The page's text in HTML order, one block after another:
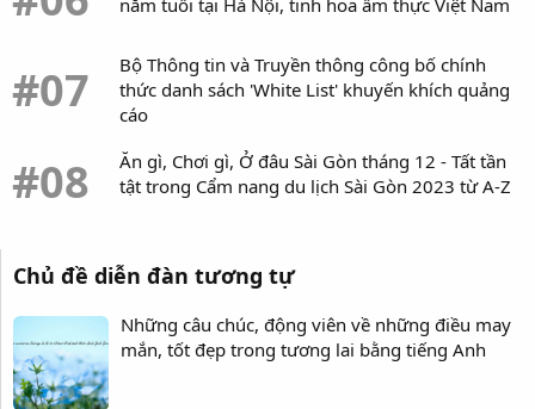
#07
Bộ Thông tin và Truyền thông công bố chính
thức danh sách 'White List' khuyến khích quảng
cáo
#08
Ăn gì, Chơi gì, Ở đâu Sài Gòn tháng 12 - Tất tần
tật trong Cẩm nang du lịch Sài Gòn 2023 từ A-Z
Chủ đề diễn đàn tương tự
Những câu chúc, động viên về những điều may
mắn, tốt đẹp trong tương lai bằng tiếng Anh